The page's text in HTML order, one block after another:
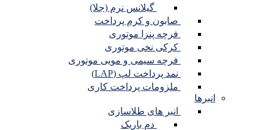
گیلانس نرم (جلا)
صابون و کرم پرداخت
فرچه پنزا موتوری
کرکی نخی موتوری
فرچه سیمی و مویی موتوری
نمد پرداخت لپ (LAP)
ملزومات پرداخت کاری
انبرها
انبر های طلاسازی
دم باریک